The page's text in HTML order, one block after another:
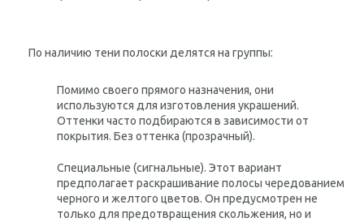
По наличию тени полоски делятся на группы:
Помимо своего прямого назначения, они
используются для изготовления украшений.
Оттенки часто подбираются в зависимости от
покрытия. Без оттенка (прозрачный).
Специальные (сигнальные). Этот вариант
предполагает раскрашивание полосы чередованием
черного и желтого цветов. Он предусмотрен не
только для предотвращения скольжения, но и